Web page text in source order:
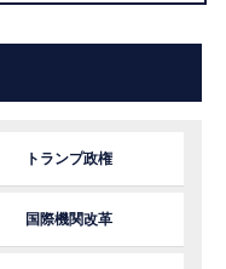
トランプ政権
国際機関改革